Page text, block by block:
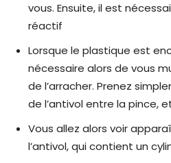
vous. Ensuite, il est
réactif
Lorsque le plastique est
nécessaire alors de vous
de l’arracher. Prenez
de l’antivol entre la pince,
Vous allez alors voir
l’antivol, qui contient un